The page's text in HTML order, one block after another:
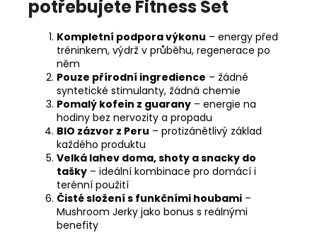
potřebujete Fitness Set
Kompletní podpora výkonu – energy před
tréninkem, výdrž v průběhu, regenerace po
něm
Pouze přírodní ingredience – žádné
syntetické stimulanty, žádná chemie
Pomalý kofein z guarany – energie na
hodiny bez nervozity a propadu
BIO zázvor z Peru – protizánětlivý základ
každého produktu
Velká lahev doma, shoty a snacky do
tašky – ideální kombinace pro domácí i
terénní použití
Čisté složení s funkčními houbami –
Mushroom Jerky jako bonus s reálnými
benefity